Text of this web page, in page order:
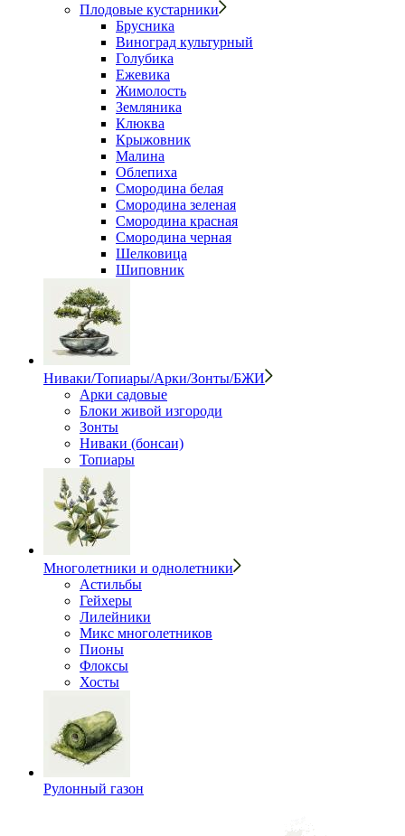
Плодовые кустарники
Брусника
Виноград культурный
Голубика
Ежевика
Жимолость
Земляника
Клюква
Крыжовник
Малина
Облепиха
Смородина белая
Смородина зеленая
Смородина красная
Смородина черная
Шелковица
Шиповник
Ниваки/Топиары/Арки/Зонты/БЖИ
Арки садовые
Блоки живой изгороди
Зонты
Ниваки (бонсаи)
Топиары
Многолетники и однолетники
Астильбы
Гейхеры
Лилейники
Микс многолетников
Пионы
Флоксы
Хосты
Рулонный газон